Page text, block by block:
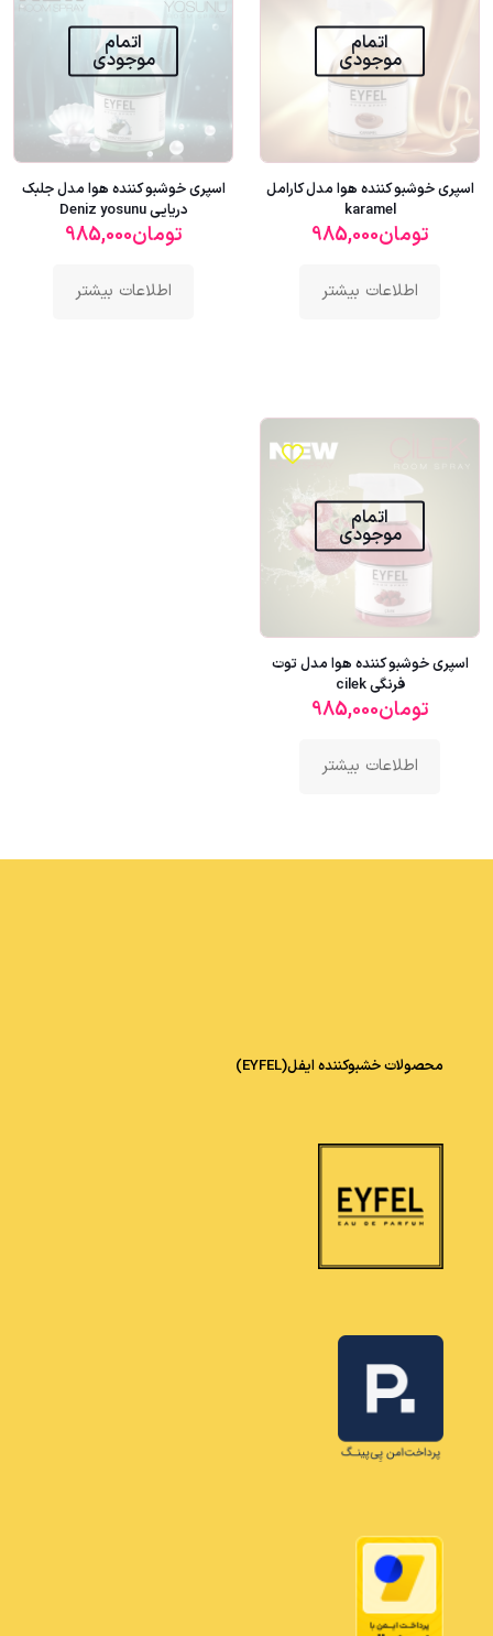
اتمام
موجودی
اسپری خوشبو کننده هوا مدل کارامل
karamel
تومان985,000
اطلاعات بیشتر
اتمام
موجودی
اسپری خوشبو کننده هوا مدل جلبک
دریایی Deniz yosunu
تومان985,000
اطلاعات بیشتر
اتمام
موجودی
اسپری خوشبو کننده هوا مدل توت
فرنگی cilek
تومان985,000
اطلاعات بیشتر
محصولات خشبوکننده ایفل(EYFEL)